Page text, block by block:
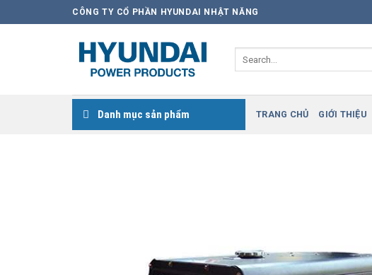
to
CÔNG TY CỔ PHẦN HYUNDAI NHẬT NĂNG
Danh mục sản phẩm TRANG CHỦ GIỚI THIỆU